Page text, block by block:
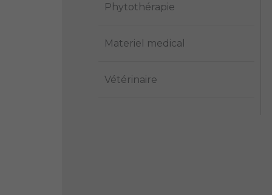
Phytothérapie
Materiel medical
Vétérinaire